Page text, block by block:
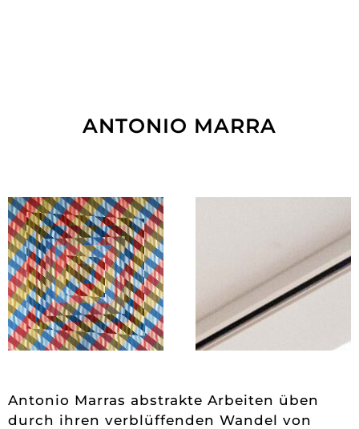
ANTONIO MARRA
Antonio Marras abstrakte Arbeiten üben
durch ihren verblüffenden Wandel von